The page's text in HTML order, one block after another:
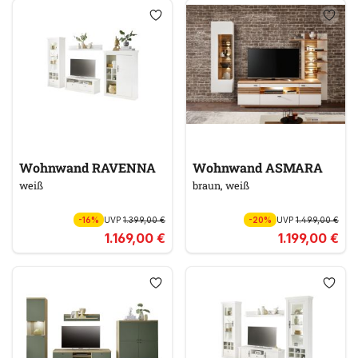
Wohnwand RAVENNA
weiß
-16% UVP 1.399,00 €
1.169,00 €
Wohnwand ASMARA
braun, weiß
-20% UVP1.499,00 €
1.199,00 €